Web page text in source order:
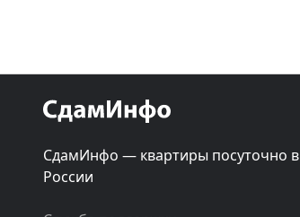
СдамИнфо — квартиры посуточно в
России